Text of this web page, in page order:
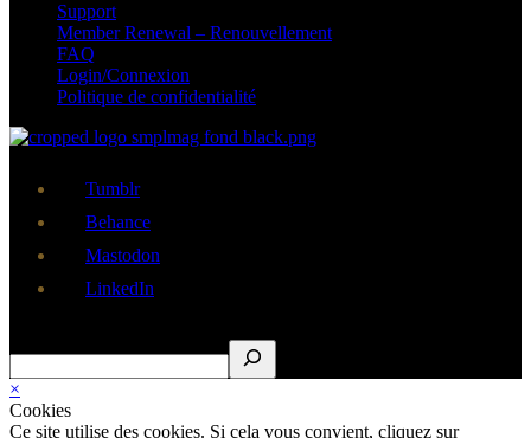
Support
Member Renewal – Renouvellement
FAQ
Login/Connexion
Politique de confidentialité
Tumblr
Behance
Mastodon
LinkedIn
×
Cookies
Ce site utilise des cookies. Si cela vous convient, cliquez sur